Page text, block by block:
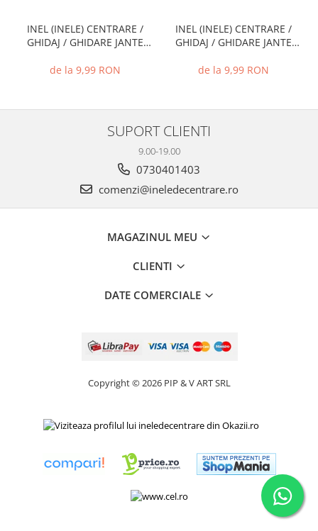
INEL (INELE) CENTRARE /
GHIDAJ / GHIDARE JANTE
de la 9,99 RON
INEL (INELE) CENTRARE /
GHIDAJ / GHIDARE JANTE
de la 9,99 RON
SUPORT CLIENTI
9.00-19.00
0730401403
comenzi@ineledecentrare.ro
MAGAZINUL MEU
CLIENTI
DATE COMERCIALE
Copyright © 2026 PIP & V ART SRL